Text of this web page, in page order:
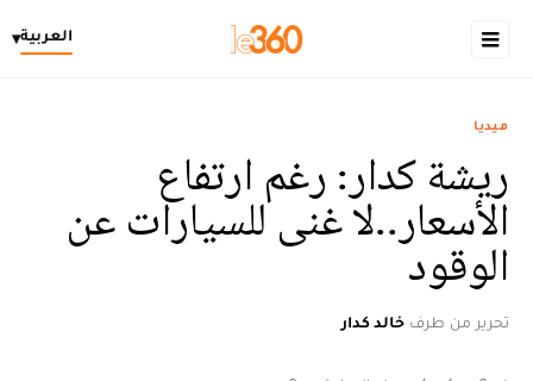
العربية▾
ميديا
ريشة كدار: رغم ارتفاع
الأسعار..لا غنى للسيارات عن
الوقود
تحرير من طرف خالد كدار